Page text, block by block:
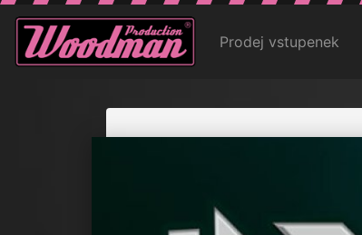
Prodej vstupenek